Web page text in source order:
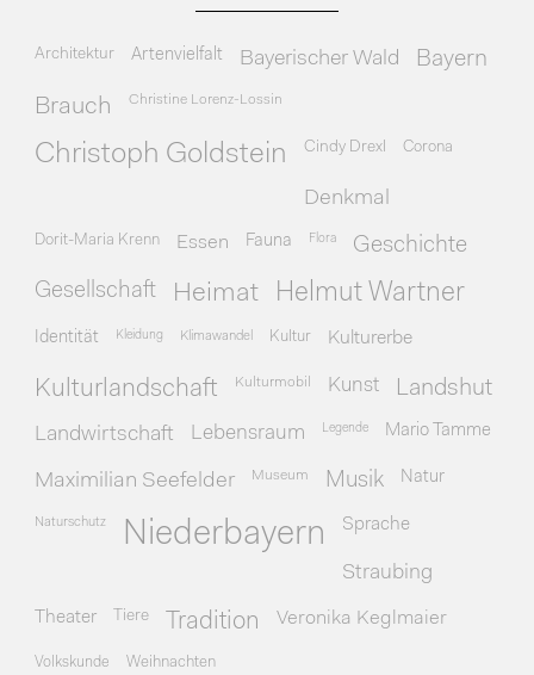
Architektur Artenvielfalt Bayerischer Wald Bayern
Brauch Christine Lorenz-Lossin
Christoph Goldstein Cindy Drexl Corona
Denkmal
Dorit-Maria Krenn Essen Fauna Flora Geschichte
Gesellschaft Heimat Helmut Wartner
Identität Kleidung Klimawandel Kultur Kulturerbe
Kulturlandschaft Kulturmobil Kunst Landshut
Landwirtschaft Lebensraum Legende Mario Tamme
Maximilian Seefelder Museum Musik Natur
Naturschutz Niederbayern Sprache
Straubing
Theater Tiere Tradition Veronika Keglmaier
Volkskunde Weihnachten